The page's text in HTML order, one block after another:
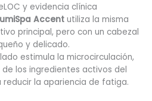
y evidencia clínica
Accentutiliza la misma
principal, pero con un cabezal
y delicado.
estimula la microcirculación,
los ingredientes activos del
la apariencia de fatiga.